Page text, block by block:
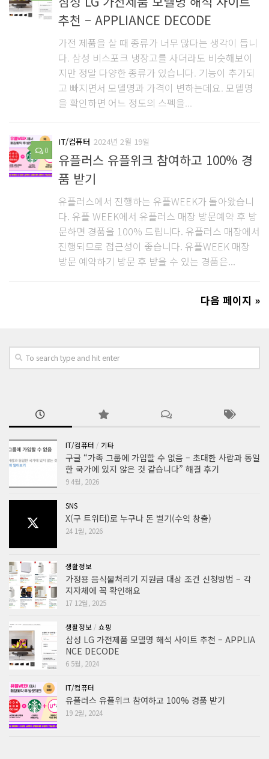
추천 – APPLIANCE DECODE
가전 제품을 살 때 종류가 너무 많다는 생각이 듭니
다. 삼성 비스포크 냉장고를 사더라도 비슷해보이
지만 정말 다양한 종류가 있습니다. 기능이 추가되
고 빠지면서 모델명과 가격이 변하는데요. 모델명
을 확인하면 어느 정도의 스펙을...
0
IT/컴퓨터 2024년 2월 19일
유플러스 유플위크 참여하고 100% 경
품 받기
유플러스에서 진행하는 유플WEEK가 돌아왔습니
다. 유플 WEEK에서 유플러스 매장 방문예약 후 방
문하면 경품을 100% 드립니다. 유플러스 매장에서
진행되므로 접근성이 좋습니다. 유플WEEK 매장
방문 예약하기 방문 후 받을 수 있는 경품은...
다음 페이지 »
IT/컴퓨터 / 기타
구글 “가족 그룹에 가입할 수 없음 – 초대한 사람과 동일
한 국가에 있지 않은 것 같습니다” 해결 후기
9 4월, 2026
SNS
X(구 트위터)로 누구나 돈 벌기(수익 창출)
24 1월, 2026
생활정보
가정용 음식물처리기 지원금 대상 조건 신청방법 – 각
지자체에 꼭 확인해요
17 12월, 2025
생활정보 / 쇼핑
삼성 LG 가전제품 모델명 해석 사이트 추천 – APPLIA
NCE DECODE
6 5월, 2024
IT/컴퓨터
유플러스 유플위크 참여하고 100% 경품 받기
19 2월, 2024